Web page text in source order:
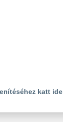
katt ide